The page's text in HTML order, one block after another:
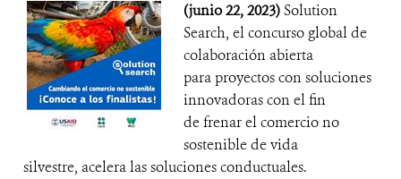
(junio 22, 2023)Solution
Search, el concurso global de
colaboración abierta
para proyectos con soluciones
innovadoras con el fin
de frenar el comercio no
sostenible de vida
silvestre, acelera las soluciones conductuales.